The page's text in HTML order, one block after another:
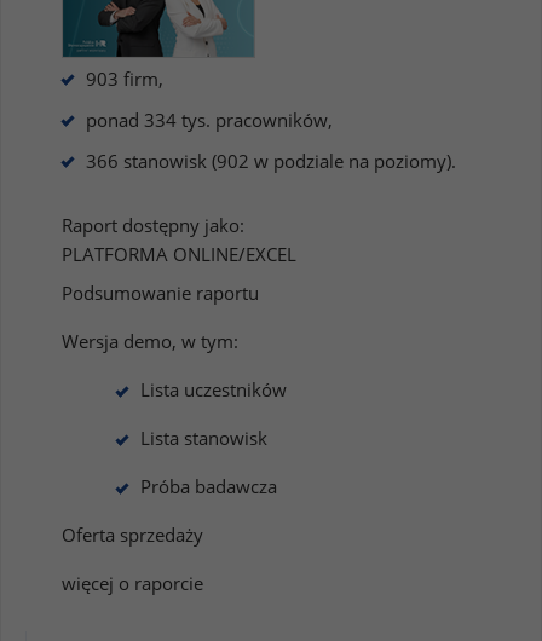
903 firm,
ponad 334 tys. pracowników,
366 stanowisk (902 w podziale na poziomy).
Raport dostępny jako:
PLATFORMA ONLINE/EXCEL
Podsumowanie raportu
Wersja demo, w tym:
Lista uczestników
Lista stanowisk
Próba badawcza
Oferta sprzedaży
więcej o raporcie